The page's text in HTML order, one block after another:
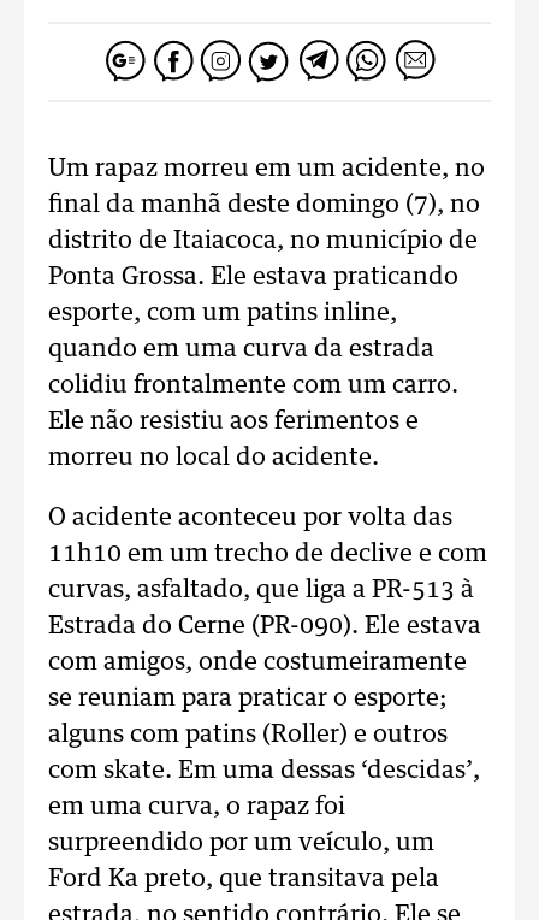
Um rapaz morreu em um acidente, no
final da manhã deste domingo (7), no
distrito de Itaiacoca, no município de
Ponta Grossa. Ele estava praticando
esporte, com um patins inline,
quando em uma curva da estrada
colidiu frontalmente com um carro.
Ele não resistiu aos ferimentos e
morreu no local do acidente.
O acidente aconteceu por volta das
11h10 em um trecho de declive e com
curvas, asfaltado, que liga a PR-513 à
Estrada do Cerne (PR-090). Ele estava
com amigos, onde costumeiramente
se reuniam para praticar o esporte;
alguns com patins (Roller) e outros
com skate. Em uma dessas ‘descidas’,
em uma curva, o rapaz foi
surpreendido por um veículo, um
Ford Ka preto, que transitava pela
estrada, no sentido contrário. Ele se